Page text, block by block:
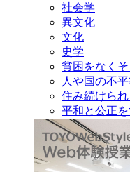
社会学
異文化
文化
史学
貧困をなくそ
人や国の不
住み続けら
平和と公正